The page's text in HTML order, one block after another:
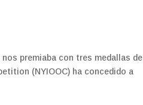
premiaba con tres medallas de
(NYIOOC) ha concedido a